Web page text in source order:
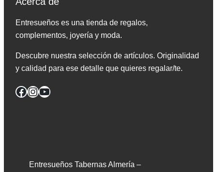
Entresueños es una tienda de regalos,
complementos, joyería y moda.
Descubre nuestra selección de artículos. Originalidad
y calidad para ese detalle que quieres regalar/te.
Facebook InstagramYouTube
Entresueños Tabernas Almería –